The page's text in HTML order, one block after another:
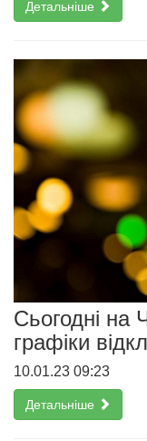
Детальніше
Сьогодні на
графіки
10.01.23 09:23
Детальніше